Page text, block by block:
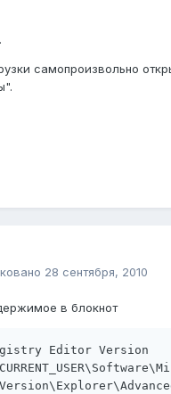
самопроизвольно
28 сентября, 2010
в блокнот
Editor Version